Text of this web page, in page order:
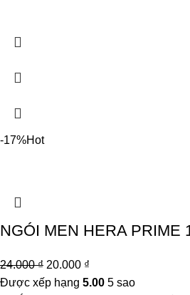
-17%Hot
NGÓI MEN HERA PRIME
24.000₫ 20.000 ₫
Được xếp hạng 5.00 5 sao